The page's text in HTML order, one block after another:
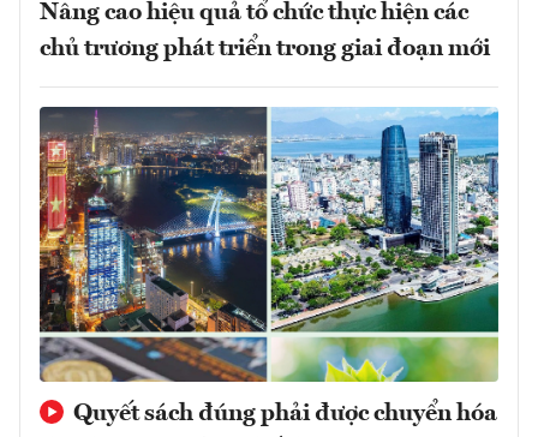
Nâng cao hiệu quả tổ chức thực hiện các
chủ trương phát triển trong giai đoạn mới
Quyết sách đúng phải được chuyển hóa